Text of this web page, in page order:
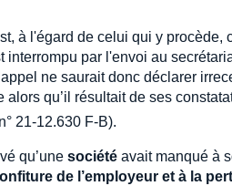
à l'égard de celui qui y
interrompu par l'envoi au
ne saurait donc déclarer
qu’il résultait de ses
21-12.630 F-B).
qu’une société avait manqué à
de l’employeur et à la